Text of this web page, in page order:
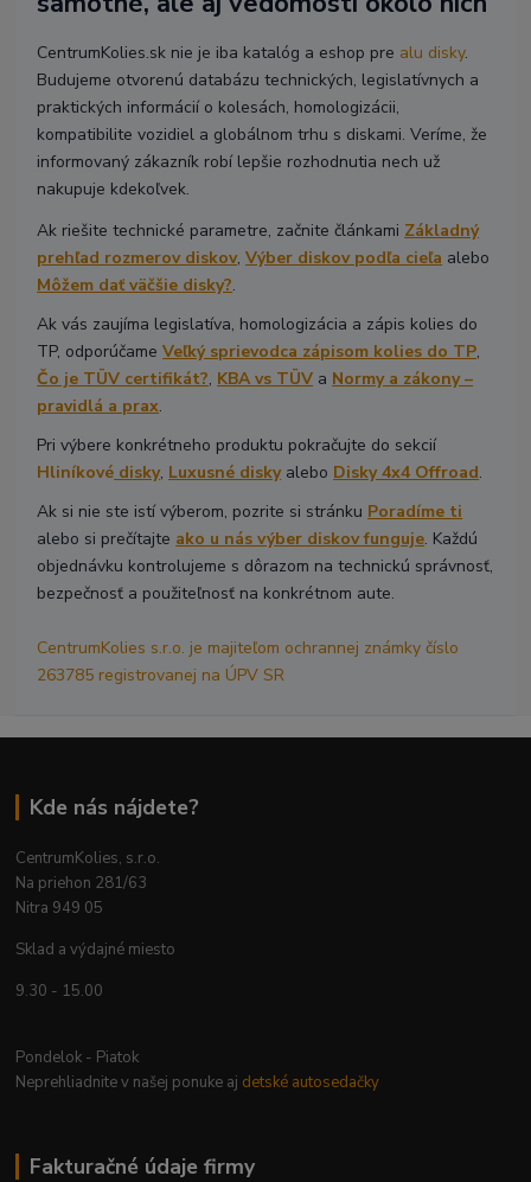
CentrumKolies.sk nie je iba katalóg a eshop pre alu disky.
Budujeme otvorenú databázu technických, legislatívnych a
praktických informácií o kolesách, homologizácii,
kompatibilite vozidiel a globálnom trhu s diskami. Veríme, že
informovaný zákazník robí lepšie rozhodnutia nech už
nakupuje kdekoľvek.
Ak riešite technické parametre, začnite článkami Základný
prehľad rozmerov diskov,Výber diskov podľa cieľa alebo
Môžem dať väčšie disky?.
Ak vás zaujíma legislatíva, homologizácia a zápis kolies do
TP, odporúčameVeľký sprievodca zápisom kolies do TP,
Čo je TÜV certifikát?, KBA vs TÜV a Normy a zákony –
pravidlá a prax.
Pri výbere konkrétneho produktu pokračujte do sekcií
Hliníkové disky, Luxusné diskyalebo Disky 4x4 Offroad.
Ak si nie ste istí výberom, pozrite si stránku Poradíme ti
alebo si prečítajte ako u nás výber diskov funguje. Každú
objednávku kontrolujeme s dôrazom na technickú správnosť,
bezpečnosť a použiteľnosť na konkrétnom aute.
CentrumKolies s.r.o. je majiteľom ochrannej známky číslo
263785 registrovanej na ÚPV SR
Kde nás nájdete?
CentrumKolies, s.r.o.
Na priehon 281/63
Nitra 949 05
Sklad a výdajné miesto
9.30 - 15.00
Pondelok - Piatok
Neprehliadnite v našej ponuke aj detské autosedačky
Fakturačné údaje firmy